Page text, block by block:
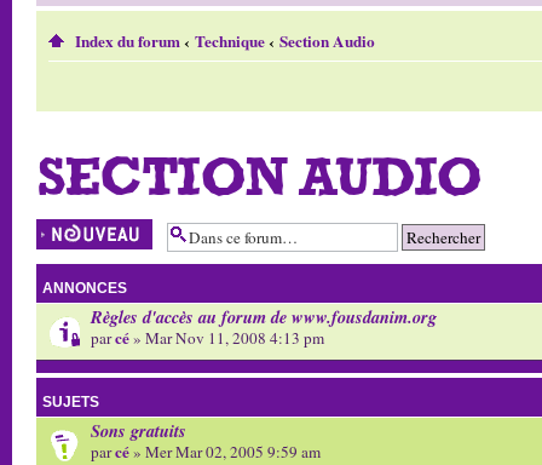
Index du forum‹ Technique‹ Section Audio
SECTION AUDIO
Écrire un nouveau
sujet
ANNONCES
Règles d'accès au forum de www.fousdanim.org
parcé» Mar Nov 11, 2008 4:13 pm
SUJETS
Sons gratuits
parcé» Mer Mar 02, 2005 9:59 am